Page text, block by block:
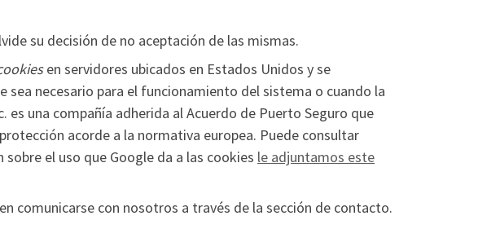
su decisión de no aceptación de las mismas.
en servidores ubicados en Estados Unidos y se
necesario para el funcionamiento del sistema o cuando la
una compañía adherida al Acuerdo de Puerto Seguro que
acorde a la normativa europea. Puede consultar
sobre el uso que Google da a las cookies le adjuntamos este
comunicarse con nosotros a través de la sección de contacto.